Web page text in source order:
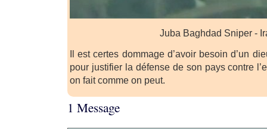
Juba Baghdad Sniper -
Il est certes dommage d’avoir besoin d’un
pour justifier la défense de son pays contre
on fait comme on peut.
1 Message